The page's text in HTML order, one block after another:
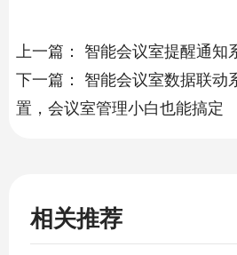
上一篇： 智能会议室提醒通知
下一篇： 智能会议室数据联动
置，会议室管理小白也能搞定
相关推荐